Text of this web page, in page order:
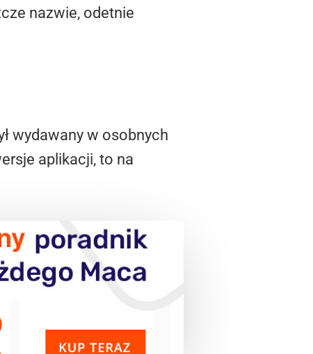
nazwie, odetnie
wydawany w osobnych
aplikacji, to na